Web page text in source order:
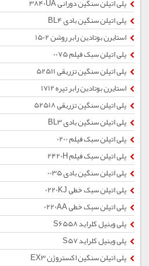
پلی اتیلن سنگین دورانی 3840UA
پلی اتیلن سنگین بادی BL4
استایرن بوتادین رابر روشن 1502
پلی اتیلن سبک فیلم 0075
پلی اتیلن سنگین تزریقی 52511
استایرن بوتادین رابر تیره 1712
پلی اتیلن سنگین تزریقی 52518
پلی اتیلن سنگین بادی BL3
پلی اتیلن سبک فیلم 0200
پلی اتیلن سبک فیلم 2420H
پلی اتیلن سنگین بادی 0035
پلی اتیلن سبک خطی 0220KJ
پلی اتیلن سبک خطی 0220AA
پلی وینیل کلراید S6558
پلی وینیل کلراید S57
پلی اتیلن سنگین اکستروژن EX3